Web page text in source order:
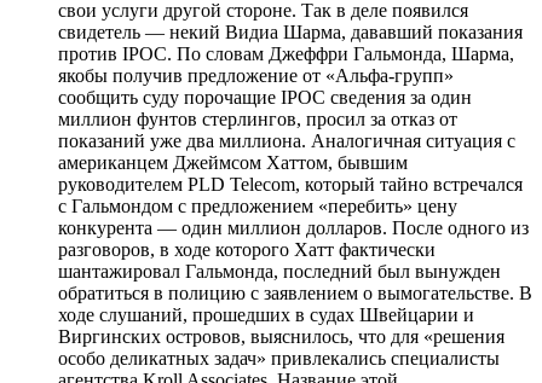
свои услуги другой стороне. Так в деле появился
свидетель — некий Видиа Шарма, дававший показания
против IPOC. По словам Джеффри Гальмонда, Шарма,
якобы получив предложение от «Альфа-групп»
сообщить суду порочащие IPOC сведения за один
миллион фунтов стерлингов, просил за отказ от
показаний уже два миллиона. Аналогичная ситуация с
американцем Джеймсом Хаттом, бывшим
руководителем PLD Telecom, который тайно встречался
с Гальмондом с предложением «перебить» цену
конкурента — один миллион долларов. После одного из
разговоров, в ходе которого Хатт фактически
шантажировал Гальмонда, последний был вынужден
обратиться в полицию с заявлением о вымогательстве. В
ходе слушаний, прошедших в судах Швейцарии и
Виргинских островов, выяснилось, что для «решения
особо деликатных задач» привлекались специалисты